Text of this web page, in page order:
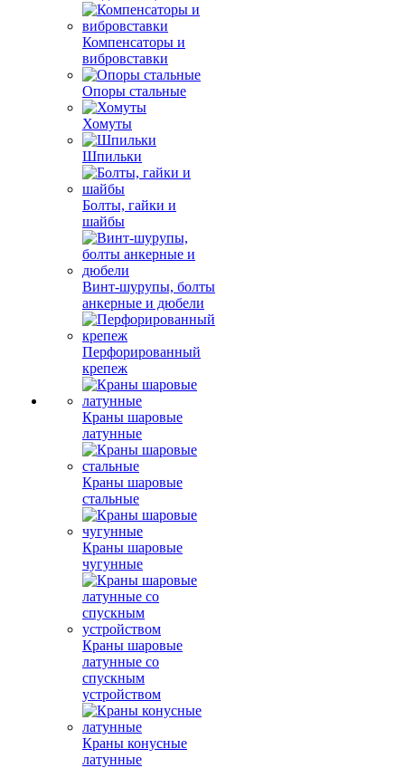
Компенсаторы и
вибровставки
Опоры стальные
Хомуты
Шпильки
Болты, гайки и
шайбы
Винт-шурупы, болты
анкерные и дюбели
Перфорированный
крепеж
Краны шаровые
латунные
Краны шаровые
стальные
Краны шаровые
чугунные
Краны шаровые
латунные со
спускным
устройством
Краны конусные
латунные